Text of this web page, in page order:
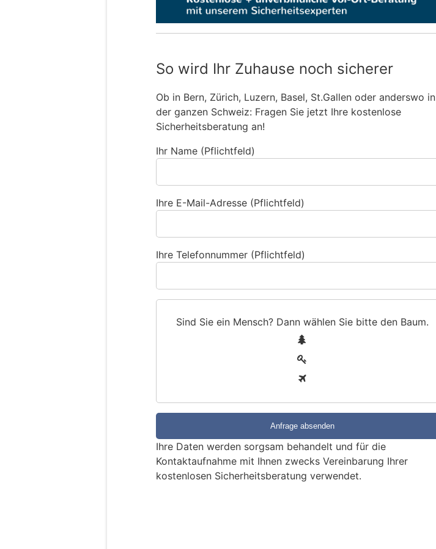
So wird Ihr Zuhause noch sicherer
Ob in Bern, Zürich, Luzern, Basel, St.Gallen oder anderswo in
der ganzen Schweiz: Fragen Sie jetzt Ihre kostenlose
Sicherheitsberatung an!
Ihr Name (Pflichtfeld)
Ihre E-Mail-Adresse (Pflichtfeld)
Ihre Telefonnummer (Pflichtfeld)
Sind Sie ein Mensch? Dann wählen Sie bitte den Baum.
e
i
n
M
Ihre Daten werden sorgsam behandelt und für die
Kontaktaufnahme mit Ihnen zwecks Vereinbarung Ihrer
kostenlosen Sicherheitsberatung verwendet.